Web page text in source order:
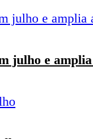
julho e